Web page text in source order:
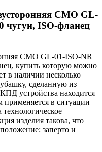
СМО GL-
чугун, ISO-фланец
СМО GL-01-ISO-NR
купить которую можно
в наличии несколько
сделанную из
устройства находится
в ситуации
технологическое
изделия такова, что
заперто и